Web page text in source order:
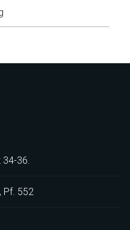
34-36.
Pf. 552